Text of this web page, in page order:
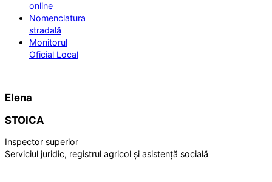
online
Nomenclatura
stradală
Monitorul
Oficial Local
Elena
STOICA
Inspector superior
Serviciul juridic, registrul agricol și asistență socială